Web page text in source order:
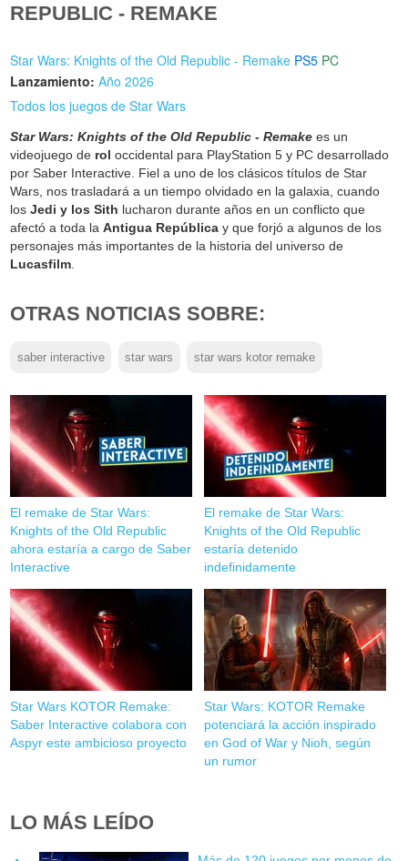
REPUBLIC - REMAKE
Star Wars: Knights of the Old Republic - Remake PS5 PC
Lanzamiento: Año 2026
Todos los juegos de Star Wars
Star Wars: Knights of the Old Republic - Remake es un
videojuego de rol occidental para PlayStation 5 y PC desarrollado
por Saber Interactive. Fiel a uno de los clásicos títulos de Star
Wars, nos trasladará a un tiempo olvidado en la galaxia, cuando
losJedi y los Sith lucharon durante años en un conflicto que
afectó a toda laAntigua República y que forjó a algunos de los
personajes más importantes de la historia del universo de
Lucasfilm
OTRAS NOTICIAS SOBRE:
saber interactive star wars star wars kotor remake
El remake de Star Wars:
Knights of the Old Republic
ahora estaría a cargo de Saber
Interactive
El remake de Star Wars:
Knights of the Old Republic
estaría detenido
indefinidamente
Star Wars KOTOR Remake:
Saber Interactive colabora con
Aspyr este ambicioso proyecto
Star Wars: KOTOR Remake
potenciará la acción inspirado
en God of War y Nioh, según
un rumor
LO MÁS LEÍDO